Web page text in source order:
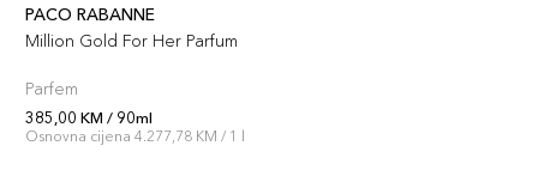
PACO RABANNE
Million Gold For Her Parfum
Parfem
385,00 KM / 90ml
Osnovna cijena 4.277,78 KM / 1 l